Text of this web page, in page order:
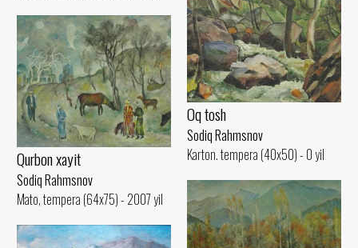
Oq tosh
Sodiq Rahmsnov
Karton. tempera (40x50) - 0 yil
Qurbon xayit
Sodiq Rahmsnov
Mato, tempera (64x75) - 2007 yil